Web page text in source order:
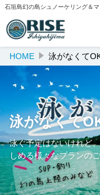
石垣島幻の島シュノーケリング＆
カテゴリー
大人気！パッケージプラ
初心者歓迎！本格派シ
泳がなくてOK！その他
人気ランキング
HOME 泳がなくて
泳がなくて
泳ぐ予定はないけれど
しめる様々なプランの